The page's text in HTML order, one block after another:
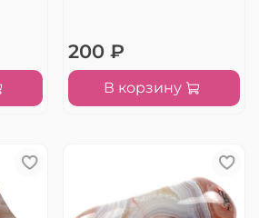
200 ₽
В корзину